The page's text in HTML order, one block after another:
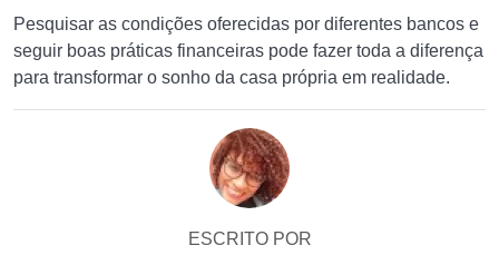
Pesquisar as condições oferecidas por diferentes bancos e
seguir boas práticas financeiras pode fazer toda a diferença
para transformar o sonho da casa própria em realidade.
ESCRITO POR